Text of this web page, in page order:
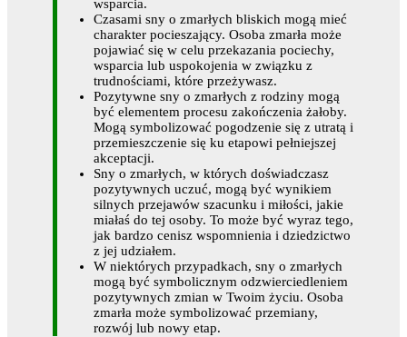
wsparcia.
Czasami sny o zmarłych bliskich mogą mieć
charakter pocieszający. Osoba zmarła może
pojawiać się w celu przekazania pociechy,
wsparcia lub uspokojenia w związku z
trudnościami, które przeżywasz.
Pozytywne sny o zmarłych z rodziny mogą
być elementem procesu zakończenia żałoby.
Mogą symbolizować pogodzenie się z utratą i
przemieszczenie się ku etapowi pełniejszej
akceptacji.
Sny o zmarłych, w których doświadczasz
pozytywnych uczuć, mogą być wynikiem
silnych przejawów szacunku i miłości, jakie
miałaś do tej osoby. To może być wyraz tego,
jak bardzo cenisz wspomnienia i dziedzictwo
z jej udziałem.
W niektórych przypadkach, sny o zmarłych
mogą być symbolicznym odzwierciedleniem
pozytywnych zmian w Twoim życiu. Osoba
zmarła może symbolizować przemiany,
rozwój lub nowy etap.